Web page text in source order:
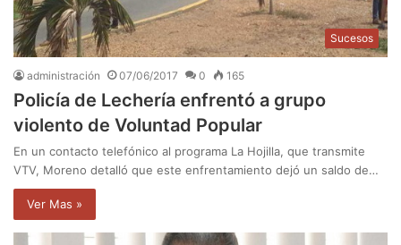
Sucesos
administración 07/06/2017 0 165
Policía de Lechería enfrentó a grupo
violento de Voluntad Popular
En un contacto telefónico al programa La Hojilla, que transmite
VTV, Moreno detalló que este enfrentamiento dejó un saldo de…
Ver Mas »